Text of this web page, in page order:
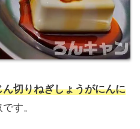
ん切りねぎしょうがにんに
す。